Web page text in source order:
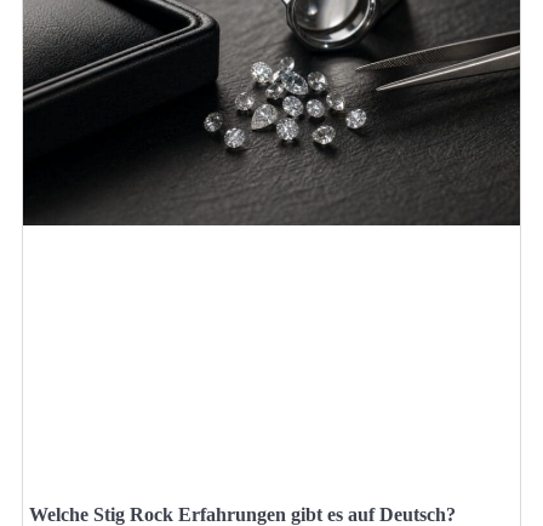
Welche Stig Rock Erfahrungen gibt es auf Deutsch?